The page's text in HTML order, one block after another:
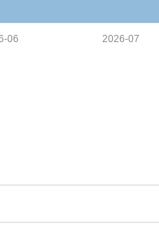
2026-07
06